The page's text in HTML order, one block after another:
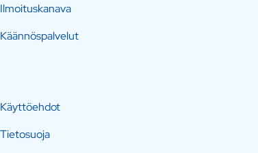
Ilmoituskanava
Käännöspalvelut
Käyttöehdot
Tietosuoja